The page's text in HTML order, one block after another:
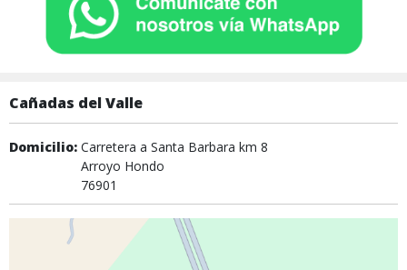
Cañadas del Valle
Domicilio: Carretera a Santa Barbara km 8
Arroyo Hondo
76901